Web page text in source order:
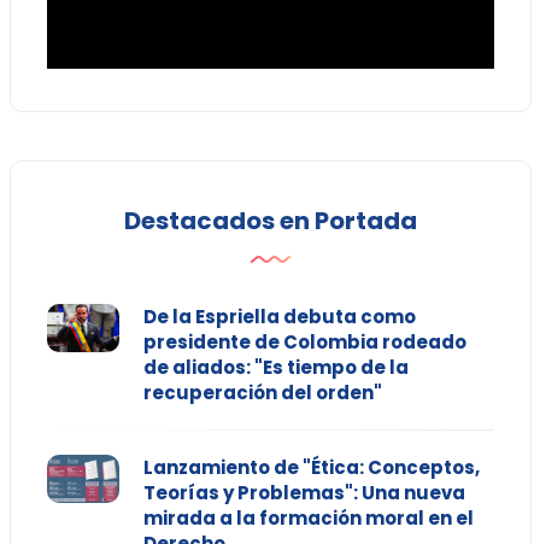
Destacados en Portada
De la Espriella debuta como
presidente de Colombia rodeado
de aliados: "Es tiempo de la
recuperación del orden"
Lanzamiento de "Ética: Conceptos,
Teorías y Problemas": Una nueva
mirada a la formación moral en el